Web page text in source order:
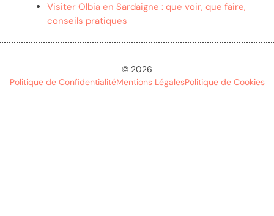
Visiter Olbia en Sardaigne : que voir, que faire,
conseils pratiques
© 2026
Politique de ConfidentialitéMentions LégalesPolitique de Cookies